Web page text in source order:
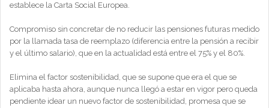
establece la Carta Social Europea.
Compromiso sin concretar de no reducir las pensiones futuras medido
por la llamada tasa de reemplazo (diferencia entre la pensión a recibir
y el último salario), que en la actualidad está entre el 75% y el 80%.
Elimina el factor sostenibilidad, que se supone que era el que se
aplicaba hasta ahora, aunque nunca llegó a estar en vigor pero queda
pendiente idear un nuevo factor de sostenibilidad, promesa que se